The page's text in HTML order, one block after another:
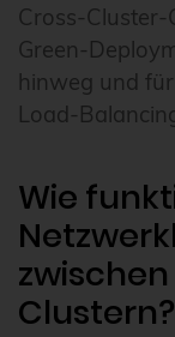
Cross-
Green-
hinweg und
Load-
Wie
Clustern?